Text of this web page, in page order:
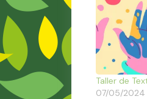
Taller de
07/05/2024